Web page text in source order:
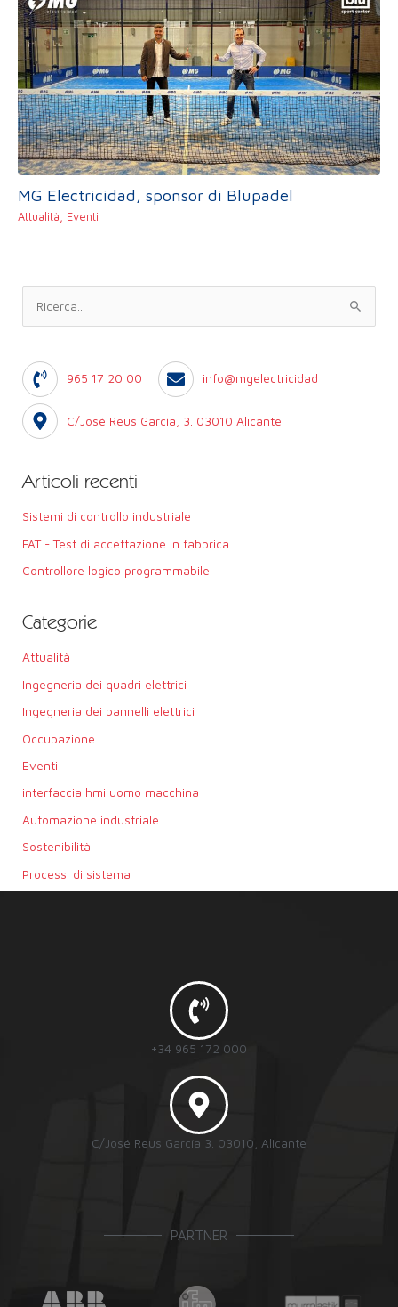
MG Electricidad, sponsor di Blupadel
Attualità , Eventi
c
a
:
965 17 20 00 info@mgelectricidad
C/José Reus García, 3. 03010 Alicante
Articoli recenti
Sistemi di controllo industriale
FAT - Test di accettazione in fabbrica
Controllore logico programmabile
Categorie
Attualità
Ingegneria dei quadri elettrici
Ingegneria dei pannelli elettrici
Occupazione
Eventi
interfaccia hmi uomo macchina
Automazione industriale
Sostenibilità
Processi di sistema
+34 965 172 000
C/José Reus García 3. 03010, Alicante
PARTNER